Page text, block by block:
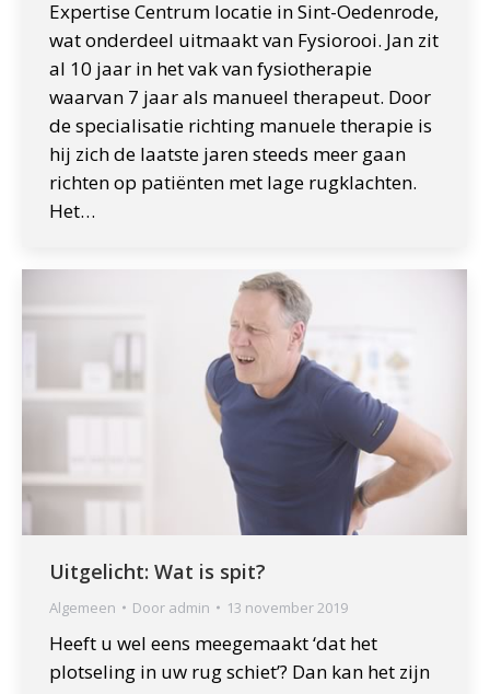
Expertise Centrum locatie in Sint-Oedenrode,
wat onderdeel uitmaakt van Fysiorooi. Jan zit
al 10 jaar in het vak van fysiotherapie
waarvan 7 jaar als manueel therapeut. Door
de specialisatie richting manuele therapie is
hij zich de laatste jaren steeds meer gaan
richten op patiënten met lage rugklachten.
Het…
Uitgelicht: Wat is spit?
Algemeen Door admin 13 november 2019
Heeft u wel eens meegemaakt ‘dat het
plotseling in uw rug schiet’? Dan kan het zijn